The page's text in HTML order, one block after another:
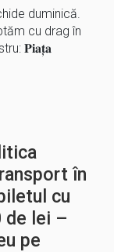
duminică.
cu drag în
𝐏𝐢𝐚𝐭̦𝐚
în
cu
de lei –
pe